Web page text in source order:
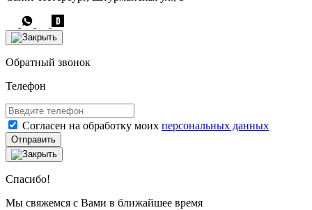
Обратный звонок
Телефон
Согласен на обработку моих персональных данных
Отправить
Спасибо!
Мы свяжемся с Вами в ближайшее время